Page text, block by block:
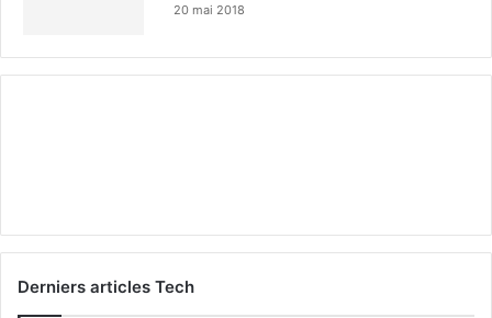
20 mai 2018
Derniers articles Tech